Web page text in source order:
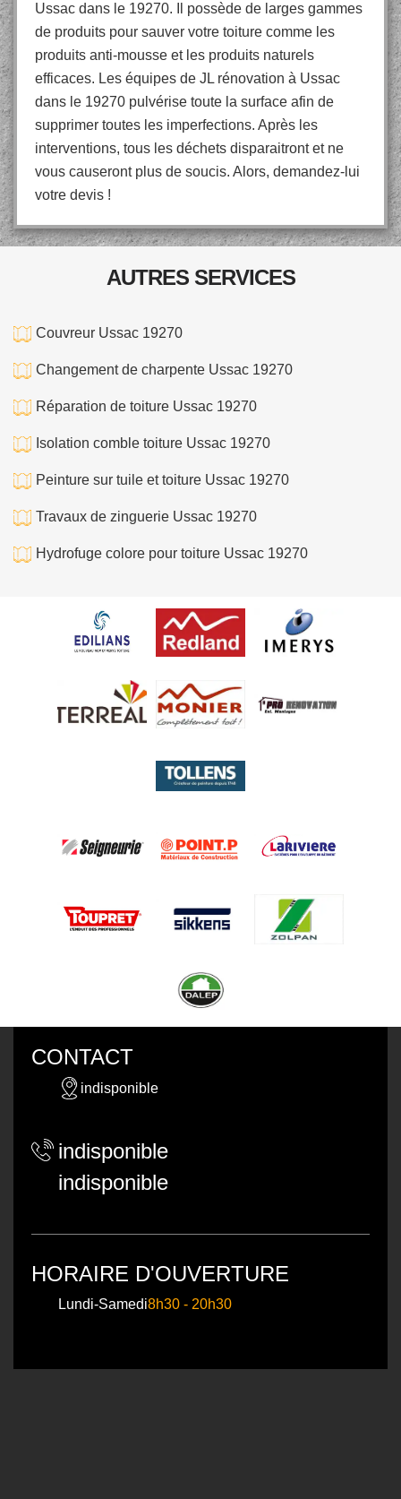
Ussac dans le 19270. Il possède de larges gammes
de produits pour sauver votre toiture comme les
produits anti-mousse et les produits naturels
efficaces. Les équipes de JL rénovation à Ussac
dans le 19270 pulvérise toute la surface afin de
supprimer toutes les imperfections. Après les
interventions, tous les déchets disparaitront et ne
vous causeront plus de soucis. Alors, demandez-lui
votre devis !
AUTRES SERVICES
Couvreur Ussac 19270
Changement de charpente Ussac 19270
Réparation de toiture Ussac 19270
Isolation comble toiture Ussac 19270
Peinture sur tuile et toiture Ussac 19270
Travaux de zinguerie Ussac 19270
Hydrofuge colore pour toiture Ussac 19270
CONTACT
indisponible
indisponible
indisponible
HORAIRE D'OUVERTURE
Lundi-Samedi8h30 - 20h30